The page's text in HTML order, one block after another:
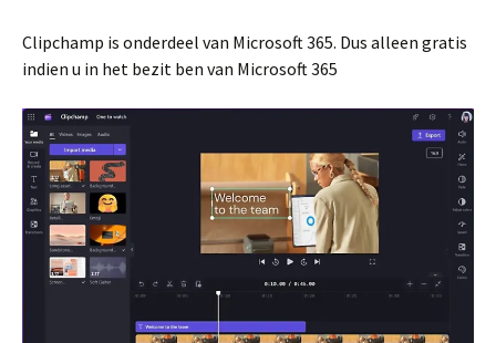
Clipchamp is onderdeel van Microsoft 365. Dus alleen gratis
indien u in het bezit ben van Microsoft 365